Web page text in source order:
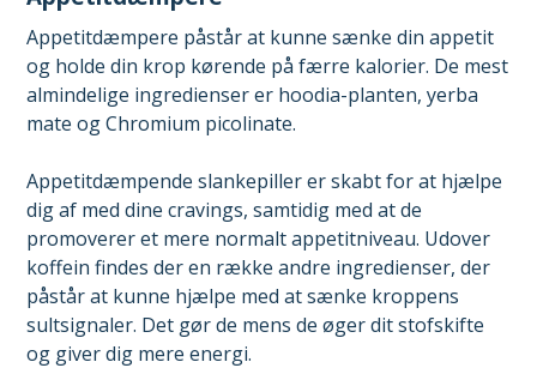
Appetitdæmpere påstår at kunne sænke din appetit
og holde din krop kørende på færre kalorier. De mest
almindelige ingredienser er hoodia-planten, yerba
mate og Chromium picolinate.
Appetitdæmpende slankepiller er skabt for at hjælpe
dig af med dine cravings, samtidig med at de
promoverer et mere normalt appetitniveau. Udover
koffein findes der en række andre ingredienser, der
påstår at kunne hjælpe med at sænke kroppens
sultsignaler. Det gør de mens de øger dit stofskifte
og giver dig mere energi.